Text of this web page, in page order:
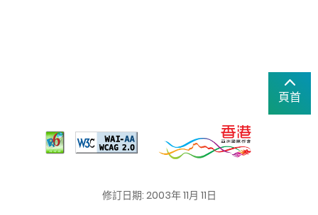
頁首
修訂日期: 2003年 11月 11日